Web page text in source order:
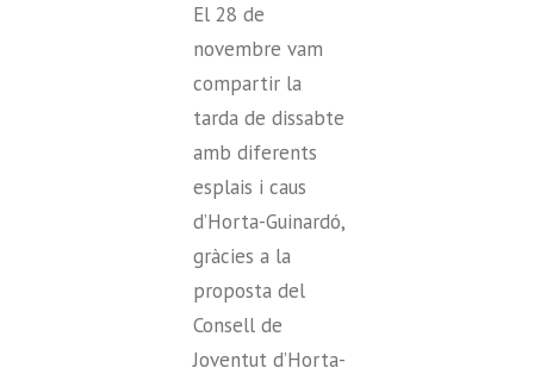
El 28 de
novembre vam
compartir la
tarda de dissabte
amb diferents
esplais i caus
d’Horta-Guinardó,
gràcies a la
proposta del
Consell de
Joventut d’Horta-